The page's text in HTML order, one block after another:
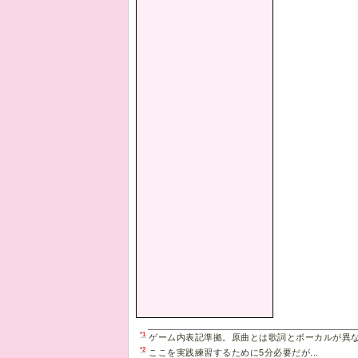
*1 ゲーム内表記準拠。原曲とは歌詞とボーカルが異
*2 ここを実践練習するために5分必要だが...